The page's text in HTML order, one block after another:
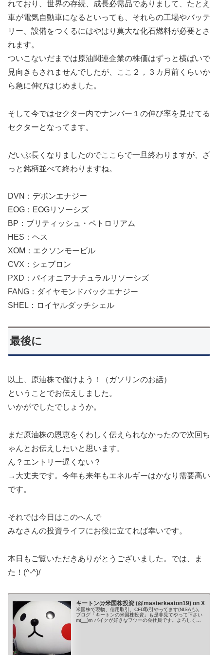
れており、世界の存続、成長必需品でありまして、たとえ
車が電気自動車になるといっても、それらの工場やバッテ
リー、設備をつくるにはやはり莫大な化石燃料が必要とさ
れます。
ついこないだまでは原油関連企業の株価はずっと横ばいで
見向きもされませんでしたが、ここ２，３カ月前くらいか
ら急に伸びはじめました。
そして今ではセクター内でナンバー１の伸び率を見せてる
セクターとなってます。
だいぶ長くなりましたのでここらで一旦終わりますが、ざ
っと銘柄並べて終わりますね。
DVN：デボンエナジー
EOG：EOGリソーシズ
BP：ブリティッシュ・ペトロリアム
HES：ヘス
XOM：エクソンモービル
CVX：シェブロン
PXD：パイオニアナチュラルリソーシズ
FANG：ダイヤモンドバックエナジー
SHEL：ロイヤルダッチシェル
最後に
以上、原油株で儲けよう！（ガソリンのお話）
ということでお伝えしました。
いかがでしたでしょうか。
まだ原油株の恩恵をくわしく伝えられなかったので次回ち
ゃんとお伝えしたいと思います。
ん？エントリー遅くない？
→大丈夫です。今年も来年もエネルギーはかなり需要高い
です。
それでは今日はこのへんで
みなさんの投資ライフにお役に立てれば幸いです。
本日もご覧いただきありがとうございました。では、ま
た！(^-^)/
キートン@米国株投資 (@masterkeaton19) on X
米国株で現物、信用取引、CFD取引やってます(NISAも)。
ブログ「キートンの米国株投資」も是非見てやって下さい
m(__)m バイクが好きなフツーの会社員です。よろしくお